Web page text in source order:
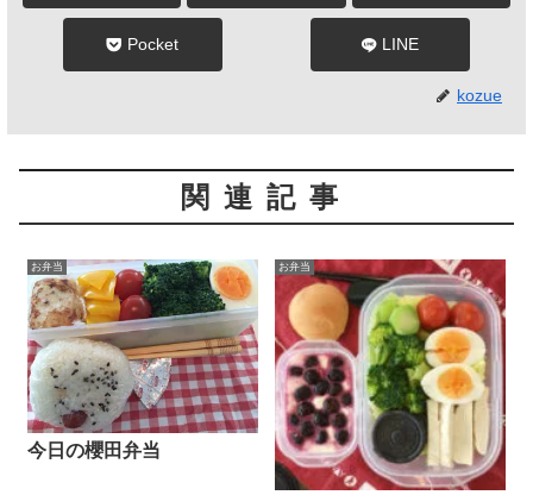
Pocket LINE
kozue
関連記事
お弁当
今日の櫻田弁当
お弁当